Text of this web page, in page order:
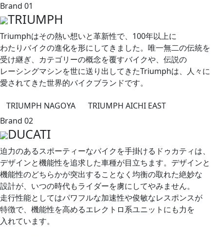
Brand 01
TRIUMPH
Triumphは​その​熱い​想いと​革新性で、​100年以上に​
わたりバイクの​進化を​形に​してきました。​唯一無二の​伝統を​
受け継ぎ、​カテゴリーの​概念を​覆すバイクや、​伝説の​
レーシングマシンを​世に​送り出してきた​Triumphは、​人々に​
愛されてきた​世界的バイクブランドです。
TRIUMPH NAGOYA
TRIUMPH AICHI EAST
Brand 02
DUCATI
迫力の​ある​スポーティーな​バイクを​手掛ける​ドゥカティは、​
デザインと​機能性を​追求した​車種が​目立ちます。​デザインと​
機能性の​どちらかが​突出する​ことなく​均衡の​取れた​絶妙な​
設計が、​いつの​時代も​ライダーを​虜に​してやみません。​
走行性能と​しては​パワフルな​加速性や​俊敏な​レスポンスが​
特徴で、​機能性を​高める​エレクトロ系ユニットにも​力を​
入れています。